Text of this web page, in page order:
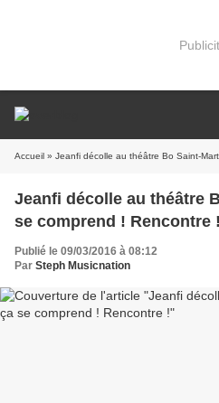
Accueil » Jeanfi décolle au théâtre Bo Saint-
Jeanfi décolle au théâtre
se comprend ! Rencontre !
Publié le 09/03/2016 à 08:12
Par Steph Musicnation